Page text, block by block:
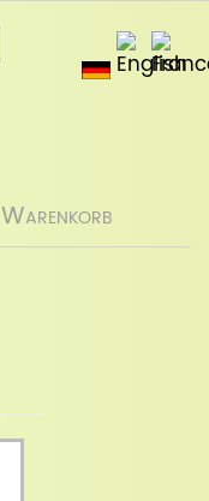
Warenkorb